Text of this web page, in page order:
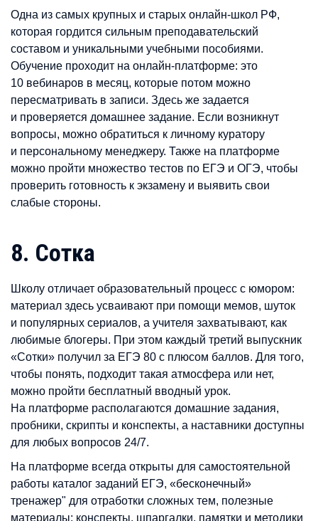
Одна из самых крупных и старых онлайн-школ РФ,
которая гордится сильным преподавательский
составом и уникальными учебными пособиями.
Обучение проходит на онлайн-платформе: это
10 вебинаров в месяц, которые потом можно
пересматривать в записи. Здесь же задается
и проверяется домашнее задание. Если возникнут
вопросы, можно обратиться к личному куратору
и персональному менеджеру. Также на платформе
можно пройти множество тестов по ЕГЭ и ОГЭ, чтобы
проверить готовность к экзамену и выявить свои
слабые стороны.
8. Сотка
Школу отличает образовательный процесс с юмором:
материал здесь усваивают при помощи мемов, шуток
и популярных сериалов, а учителя захватывают, как
любимые блогеры. При этом каждый третий выпускник
«Сотки» получил за ЕГЭ 80 с плюсом баллов. Для того,
чтобы понять, подходит такая атмосфера или нет,
можно пройти бесплатный вводный урок.
На платформе располагаются домашние задания,
пробники, скрипты и конспекты, а наставники доступны
для любых вопросов 24/7.
На платформе всегда открыты для самостоятельной
работы каталог заданий ЕГЭ, «бесконечный»
тренажер" для отработки сложных тем, полезные
материалы: конспекты, шпаргалки, памятки и методики